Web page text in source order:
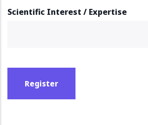
Scientific Interest / Expertise